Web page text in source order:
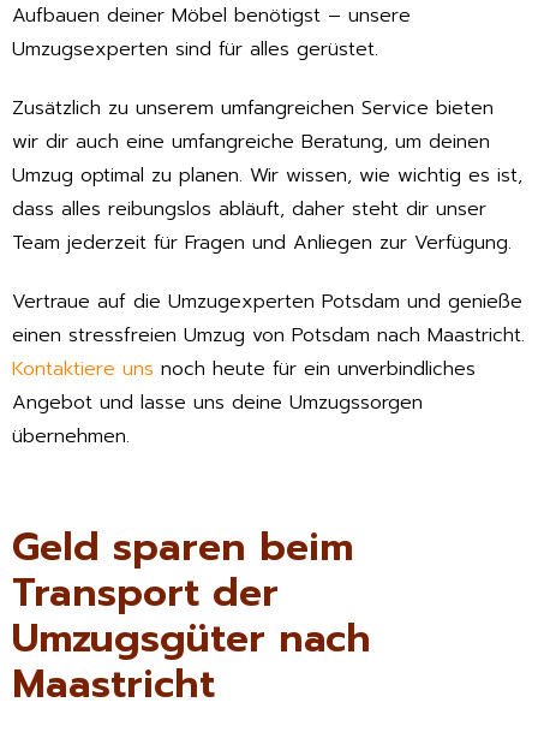
Aufbauen deiner Möbel benötigst – unsere
Umzugsexperten sind für alles gerüstet.
Zusätzlich zu unserem umfangreichen Service bieten
wir dir auch eine umfangreiche Beratung, um deinen
Umzug optimal zu planen. Wir wissen, wie wichtig es ist,
dass alles reibungslos abläuft, daher steht dir unser
Team jederzeit für Fragen und Anliegen zur Verfügung.
Vertraue auf die Umzugexperten Potsdam und genieße
einen stressfreien Umzug von Potsdam nach Maastricht.
Kontaktiere uns noch heute für ein unverbindliches
Angebot und lasse uns deine Umzugssorgen
übernehmen.
Geld sparen beim
Transport der
Umzugsgüter nach
Maastricht